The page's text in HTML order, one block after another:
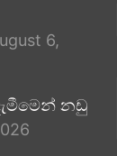
6,
නඩු